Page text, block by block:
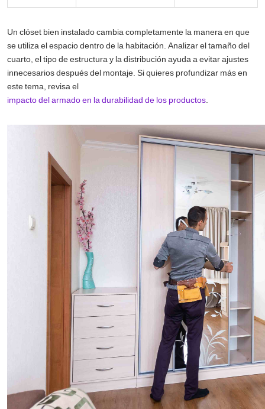
Un clóset bien instalado cambia completamente la manera en que
se utiliza el espacio dentro de la habitación. Analizar el tamaño del
cuarto, el tipo de estructura y la distribución ayuda a evitar ajustes
innecesarios después del montaje. Si quieres profundizar más en
este tema, revisa el
impacto del armado en la durabilidad de los productos